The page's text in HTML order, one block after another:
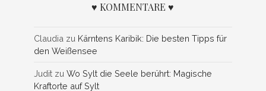
♥ KOMMENTARE ♥
Claudia zu Kärntens Karibik: Die besten Tipps für
den Weißensee
Judit zuWo Sylt die Seele berührt: Magische
Kraftorte auf Sylt